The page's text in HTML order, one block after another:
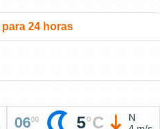
24 horas
0600 5°C
N